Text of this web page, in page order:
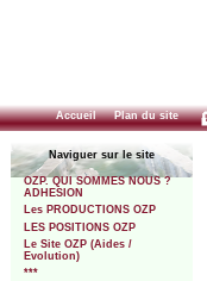
Accueil Plan du site
Naviguer sur le site
OZP. QUI SOMMES NOUS ?
ADHESION
Les PRODUCTIONS OZP
LES POSITIONS OZP
Le Site OZP (Aides /
Evolution)
***